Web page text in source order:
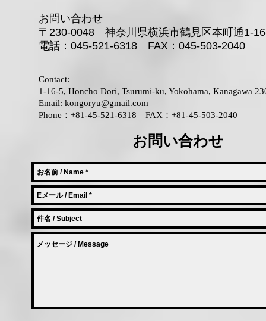
お問い合わせ
〒230-0048 神奈川県横浜市鶴見区本町通1-
電話：045-521-6318 FAX：045-503-2040
Contact:
1-16-5, Honcho Dori, Tsurumi-ku, Yokohama, Kanagawa
Email: kongoryu@gmail.com
Phone：+81-45-521-6318 FAX：+81-45-503-2040
​お問い合わせ